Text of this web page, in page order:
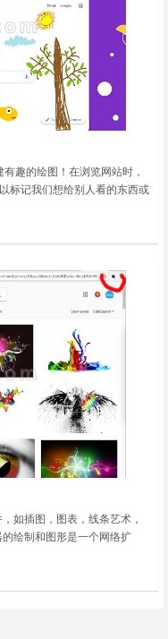
趣的绘图！在浏览网站时，
标记我们想给别人看的东西或
我们最喜欢的图像编辑器
送给我们想展示的人–许……
如插图，图表，线条艺术，
绘制和图形是一个网络扩
成，它是一个类似于Adobe